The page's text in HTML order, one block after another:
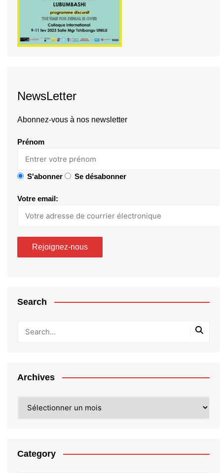
NewsLetter
Abonnez-vous à nos newsletter
Prénom
S'abonner Se désabonner
Votre email:
Search
Archives
Category